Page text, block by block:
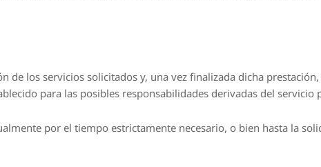
de los servicios solicitados y, una vez finalizada dicha
para las posibles responsabilidades derivadas del servicio
por el tiempo estrictamente necesario, o bien hasta la